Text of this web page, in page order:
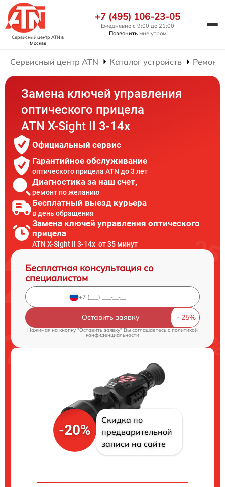
Сервисный центр ATN в
Москве
+7 (495) 106-23-05
Ежедневно с 9:00 до 21:00
Позвонить мне утром
Сервисный центр ATN Каталог устройств Ремонт
Замена ключей управления
оптического прицела
ATN X-Sight II 3-14x
Официальный сервис
Гарантийное обслуживание
оптического прицела ATN до 3 лет
Диагностика за наш счет,
ремонт по желанию
Бесплатный выезд курьера
в день обращения
Замена ключей управления оптического
прицела
ATN X-Sight II 3-14x от 35 минут
Бесплатная консультация со
специалистом
Оставить заявку
Нажимая на кнопку "Оставить заявку" Вы соглашаетесь cполитикой
конфиденциальности
-20%
Скидка по
предварительной
записи на сайте